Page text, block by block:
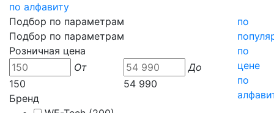
по алфавиту
Подбор по параметрам
Подбор по параметрам
Розничная цена
От
До
150
54 990
Бренд
по
по
цене
по